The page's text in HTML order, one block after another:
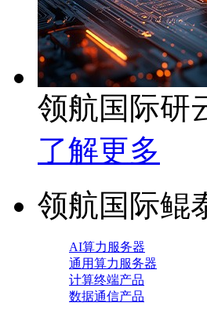
领航国际研
了解更多
领航国际鲲
AI算力服务器
通用算力服务器
计算终端产品
数据通信产品